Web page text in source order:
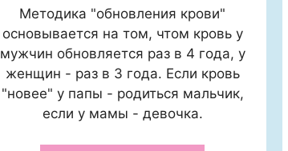
Методика "обновления крови"
основывается на том, чтом кровь у
мужчин обновляется раз в 4 года, у
женщин - раз в 3 года. Если кровь
"новее" у папы - родиться мальчик,
если у мамы - девочка.